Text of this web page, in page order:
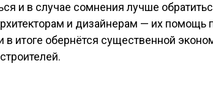
и в случае сомнения лучше
и дизайнерам — их помощь
в итоге обернётся существенной